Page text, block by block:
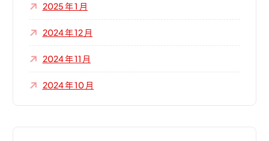
2025 年 1 月
2024 年 12 月
2024 年 11 月
2024 年 10 月